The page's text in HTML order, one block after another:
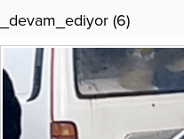
_devam_ediyor (6)